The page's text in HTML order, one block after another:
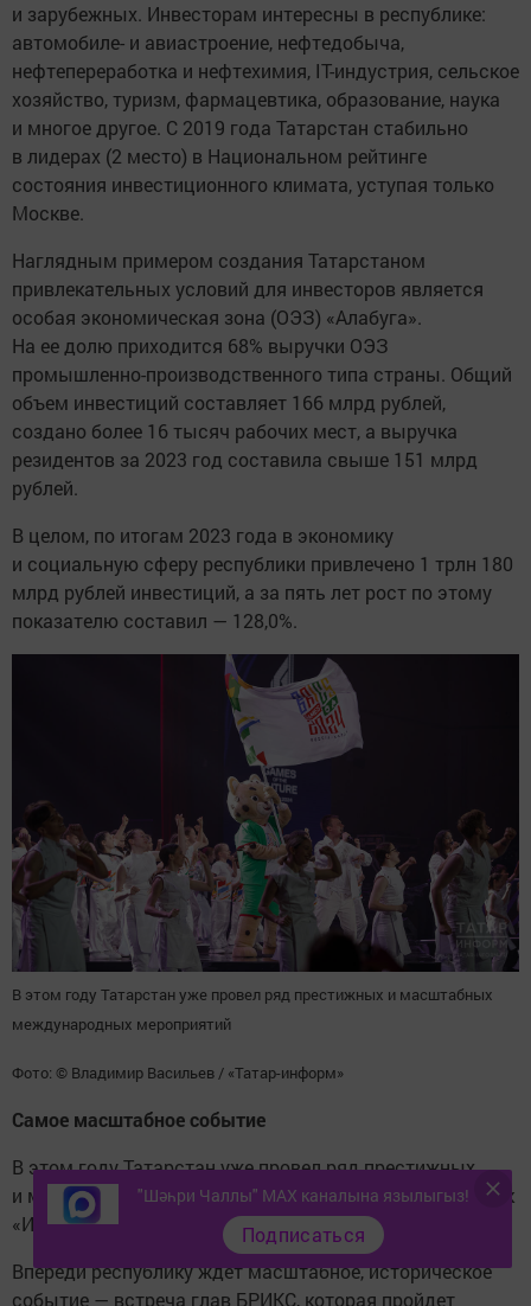
и зарубежных. Инвесторам интересны в республике:
автомобиле- и авиастроение, нефтедобыча,
нефтепереработка и нефтехимия, IT-индустрия, сельское
хозяйство, туризм, фармацевтика, образование, наука
и многое другое. С 2019 года Татарстан стабильно
в лидерах (2 место) в Национальном рейтинге
состояния инвестиционного климата, уступая только
Москве.
Наглядным примером создания Татарстаном
привлекательных условий для инвесторов является
особая экономическая зона (ОЭЗ) «Алабуга».
На ее долю приходится 68% выручки ОЭЗ
промышленно-производственного типа страны. Общий
объем инвестиций составляет 166 млрд рублей,
создано более 16 тысяч рабочих мест, а выручка
резидентов за 2023 год составила свыше 151 млрд
рублей.
В целом, по итогам 2023 года в экономику
и социальную сферу республики привлечено 1 трлн 180
млрд рублей инвестиций, а за пять лет рост по этому
показателю составил — 128,0%.
В этом году Татарстан уже провел ряд престижных и масштабных
международных мероприятий
Фото: © Владимир Васильев / «Татар-информ»
Самое масштабное событие
В этом году Татарстан уже провел ряд престижных
и масштабных международных мероприятий, таких как
«Игры Будущего», спортивные Игры стран БРИКС.
Впереди республику ждет масштабное, историческое
событие — встреча глав БРИКС, которая пройдет
"Шәһри Чаллы" MAX каналына язылыгыз!
Подписаться